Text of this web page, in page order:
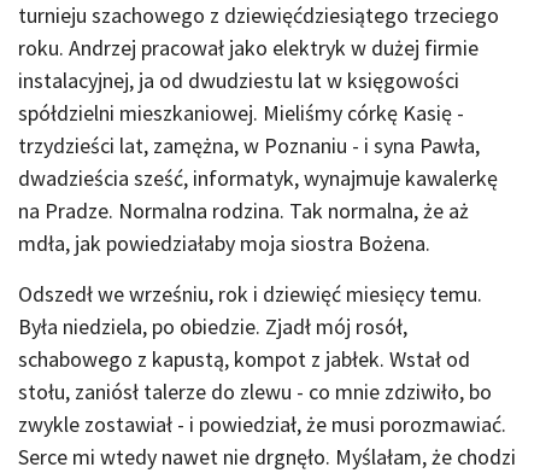
turnieju szachowego z dziewięćdziesiątego trzeciego
roku. Andrzej pracował jako elektryk w dużej firmie
instalacyjnej, ja od dwudziestu lat w księgowości
spółdzielni mieszkaniowej. Mieliśmy córkę Kasię -
trzydzieści lat, zamężna, w Poznaniu - i syna Pawła,
dwadzieścia sześć, informatyk, wynajmuje kawalerkę
na Pradze. Normalna rodzina. Tak normalna, że aż
mdła, jak powiedziałaby moja siostra Bożena.
Odszedł we wrześniu, rok i dziewięć miesięcy temu.
Była niedziela, po obiedzie. Zjadł mój rosół,
schabowego z kapustą, kompot z jabłek. Wstał od
stołu, zaniósł talerze do zlewu - co mnie zdziwiło, bo
zwykle zostawiał - i powiedział, że musi porozmawiać.
Serce mi wtedy nawet nie drgnęło. Myślałam, że chodzi